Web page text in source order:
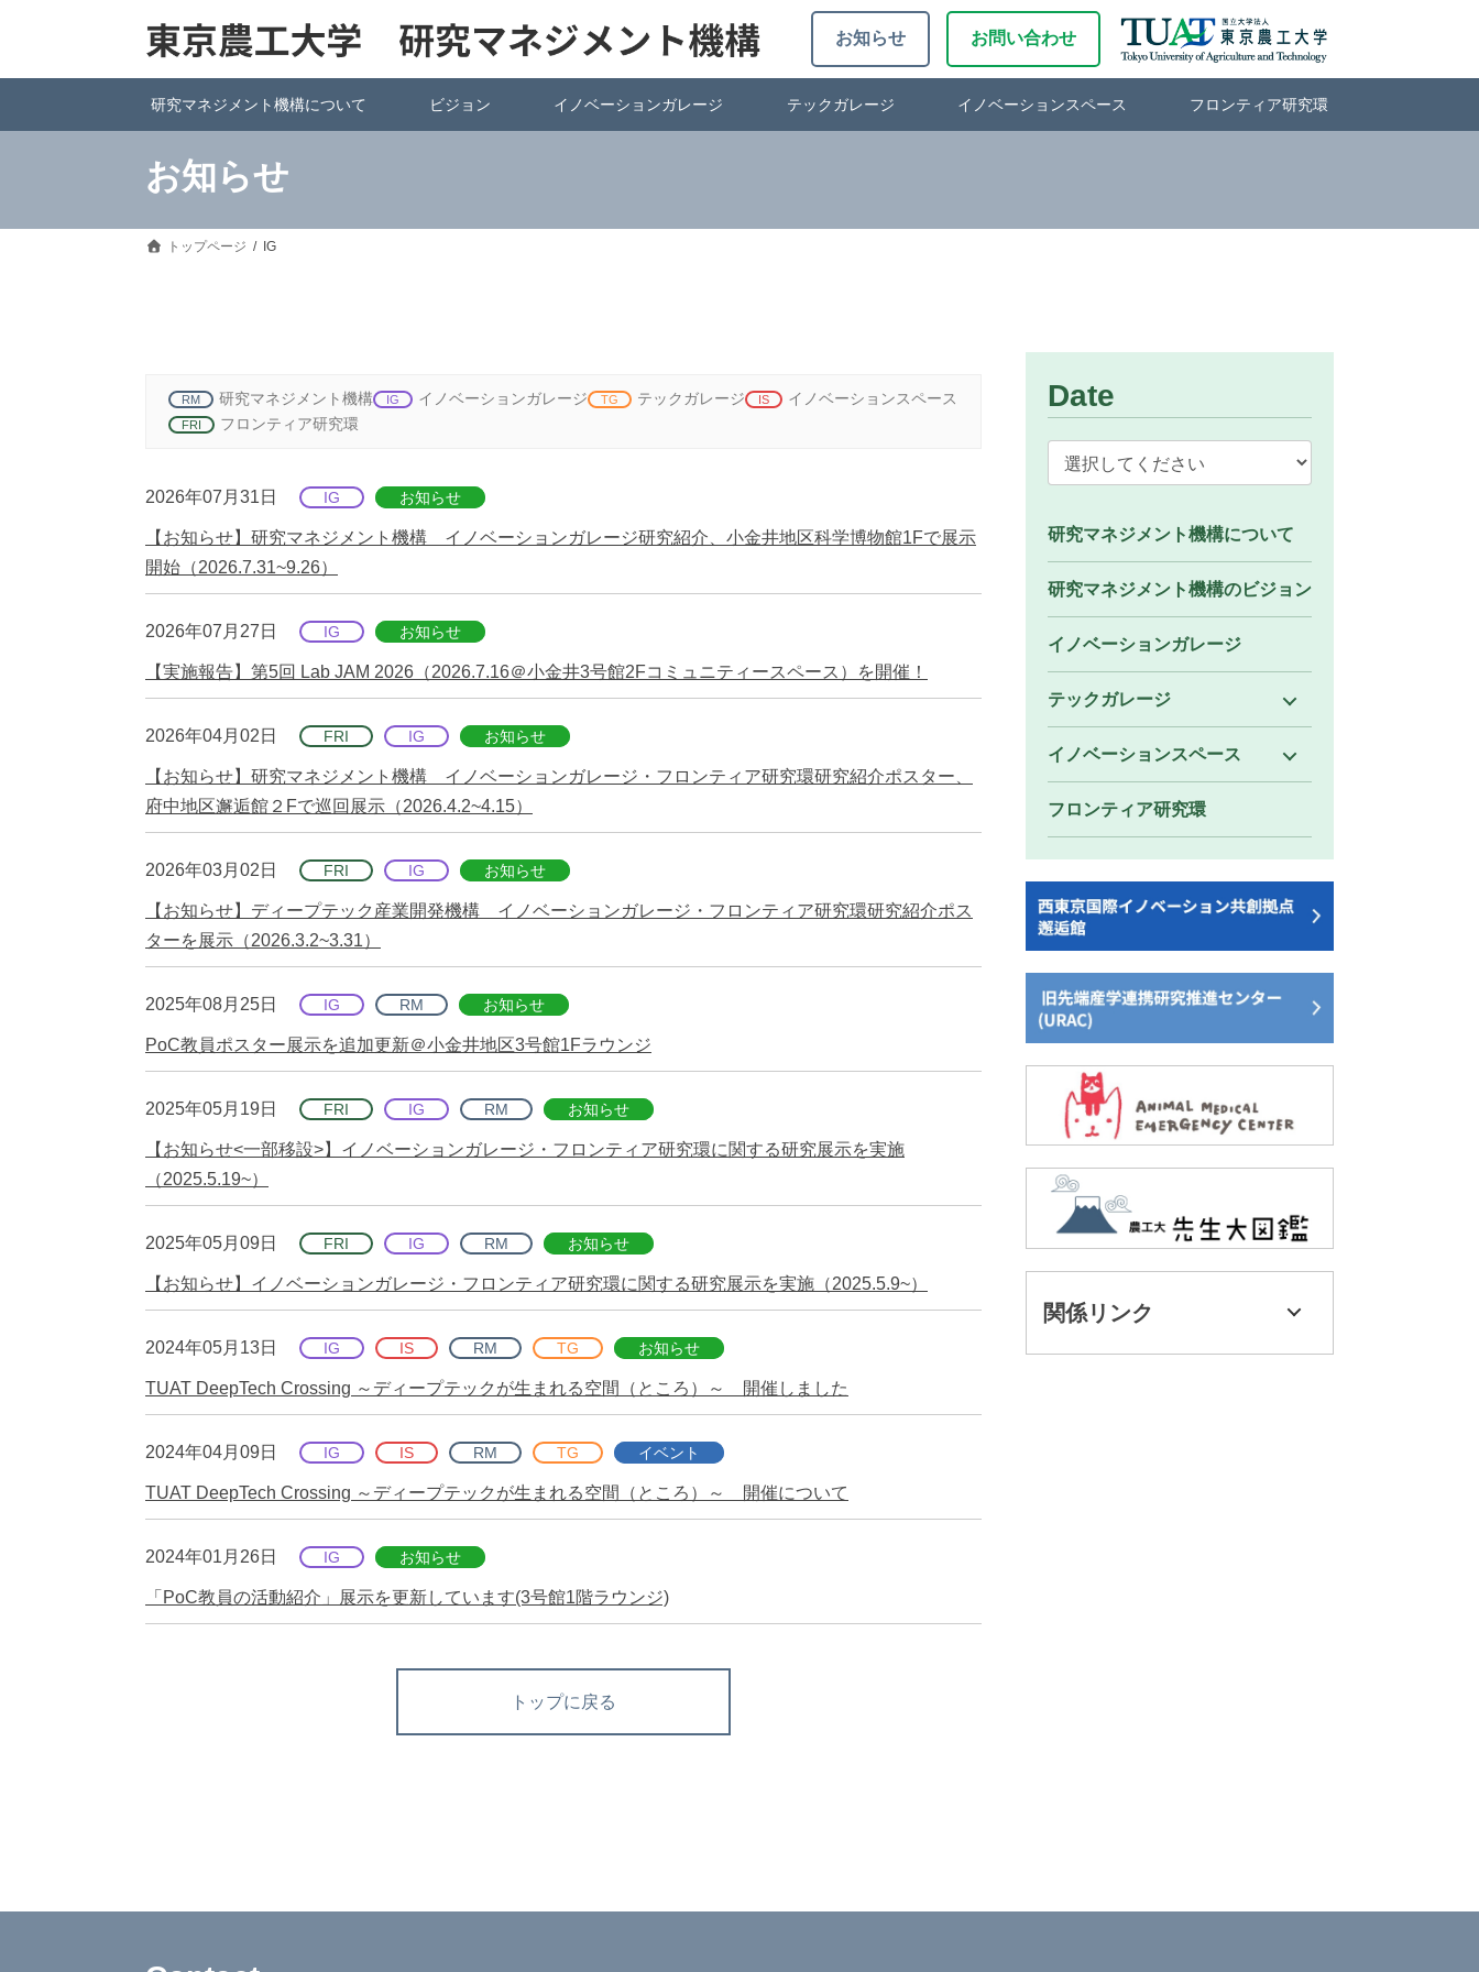
お知らせ お問い合わせ
研究マネジメント機構について ビジョン イノベーションガレージ テックガレージ イノベーションスペース フロンティア研究環
お知らせ
トップページ IG
RM 研究マネジメント機構 IG イノベーションガレージ TG テックガレージ IS イノベーションスペース
FRI フロンティア研究環
2026年07月31日 IG お知らせ
【お知らせ】研究マネジメント機構 イノベーションガレージ研究紹介、小金井地区科学博物館1Fで展示
開始（2026.7.31~9.26）
2026年07月27日 IG お知らせ
【実施報告】第5回 Lab JAM 2026（2026.7.16＠小金井3号館2Fコミュニティースペース）を開催！
2026年04月02日 FRI IG お知らせ
【お知らせ】研究マネジメント機構 イノベーションガレージ・フロンティア研究環研究紹介ポスター、
府中地区邂逅館２Fで巡回展示（2026.4.2~4.15）
2026年03月02日 FRI IG お知らせ
【お知らせ】ディープテック産業開発機構 イノベーションガレージ・フロンティア研究環研究紹介ポス
ターを展示（2026.3.2~3.31）
2025年08月25日 IG RM お知らせ
PoC教員ポスター展示を追加更新＠小金井地区3号館1Fラウンジ
2025年05月19日 FRI IG RM お知らせ
【お知らせ<一部移設>】イノベーションガレージ・フロンティア研究環に関する研究展示を実施
（2025.5.19~）
2025年05月09日 FRI IG RM お知らせ
【お知らせ】イノベーションガレージ・フロンティア研究環に関する研究展示を実施（2025.5.9~）
2024年05月13日 IG IS RM TG お知らせ
TUAT DeepTech Crossing ～ディープテックが生まれる空間（ところ）～ 開催しました
2024年04月09日 IG IS RM TG イベント
TUAT DeepTech Crossing ～ディープテックが生まれる空間（ところ）～ 開催について
2024年01月26日 IG お知らせ
「PoC教員の活動紹介」展示を更新しています(3号館1階ラウンジ)
トップに戻る
Date
研究マネジメント機構について
研究マネジメント機構のビジョン
イノベーションガレージ
テックガレージ
イノベーションスペース
フロンティア研究環
関係リンク